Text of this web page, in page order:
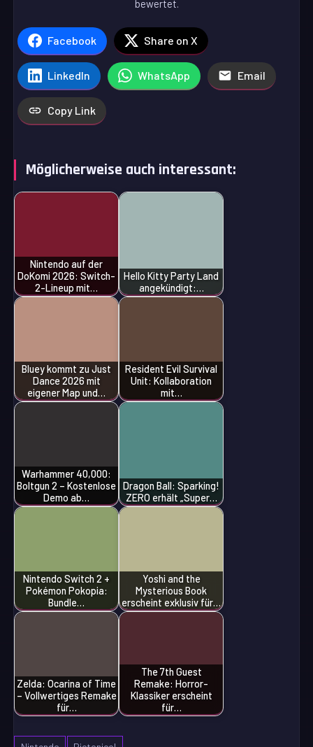
bewertet.
Facebook Share on X
LinkedIn WhatsApp Email
Copy Link
Möglicherweise auch interessant:
Nintendo auf der
DoKomi 2026: Switch-
2-Lineup mit…
Hello Kitty Party Land
angekündigt:…
Bluey kommt zu Just
Dance 2026 mit
eigener Map und…
Resident Evil Survival
Unit: Kollaboration
mit…
Warhammer 40,000:
Boltgun 2 – Kostenlose
Demo ab…
Dragon Ball: Sparking!
ZERO erhält „Super…
Nintendo Switch 2 +
Pokémon Pokopia:
Bundle…
Yoshi and the
Mysterious Book
erscheint exklusiv für…
Zelda: Ocarina of Time
– Vollwertiges Remake
für…
The 7th Guest
Remake: Horror-
Klassiker erscheint
für…